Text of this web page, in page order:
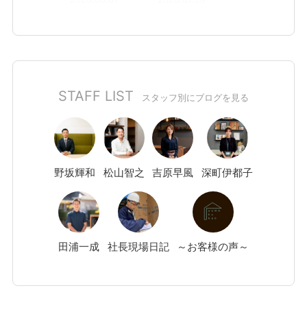
STAFF LIST スタッフ別にブログを見る
野坂輝和 松山智之 吉原早風 深町伊都子
田浦一成 社長現場日記 ～お客様の声～